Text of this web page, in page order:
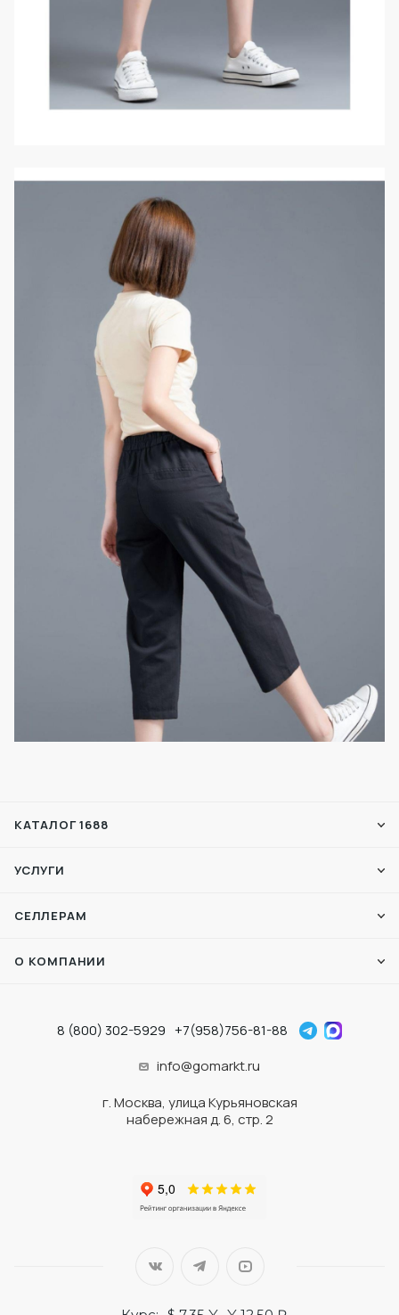
КАТАЛОГ 1688
УСЛУГИ
СЕЛЛЕРАМ
О КОМПАНИИ
8 (800) 302-5929 +7(958)756-81-88
info@gomarkt.ru
г. Москва, улица Курьяновская
набережная д. 6, стр. 2